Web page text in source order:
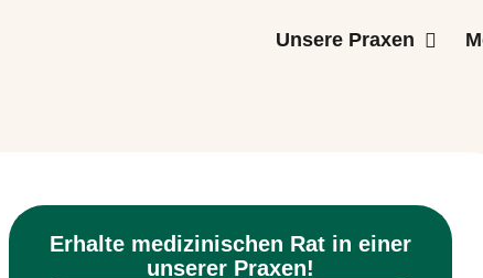
Unsere Praxen
Erhalte medizinischen Rat in einer
unserer Praxen!